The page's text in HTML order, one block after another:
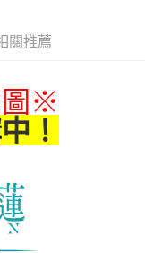
關推薦
※
！